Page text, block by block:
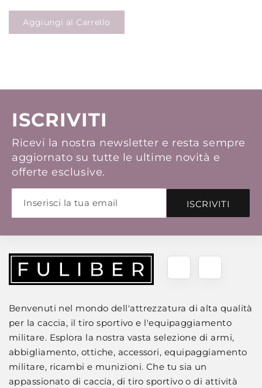
Aggiungi al Carrello
ISCRIVITI
Ricevi la nostra newsletter e resta sempre
aggiornato su tutte le ultime novità e
offerte esclusive.
ISCRIVITI
Benvenuti nel mondo dell'attrezzatura di alta qualità
per la caccia, il tiro sportivo e l'equipaggiamento
militare. Esplora la nostra vasta selezione di armi,
abbigliamento, ottiche, accessori, equipaggiamento
militare, ricambi e munizioni. Che tu sia un
appassionato di caccia, di tiro sportivo o di attività